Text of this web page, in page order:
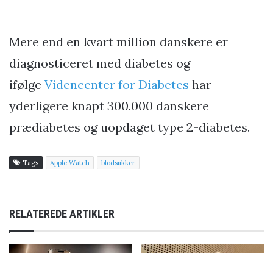
Mere end en kvart million danskere er
diagnosticeret med diabetes og
ifølge Videncenter for Diabetes har
yderligere knapt 300.000 danskere
prædiabetes og uopdaget type 2-diabetes.
Tags Apple Watch blodsukker
RELATEREDE ARTIKLER